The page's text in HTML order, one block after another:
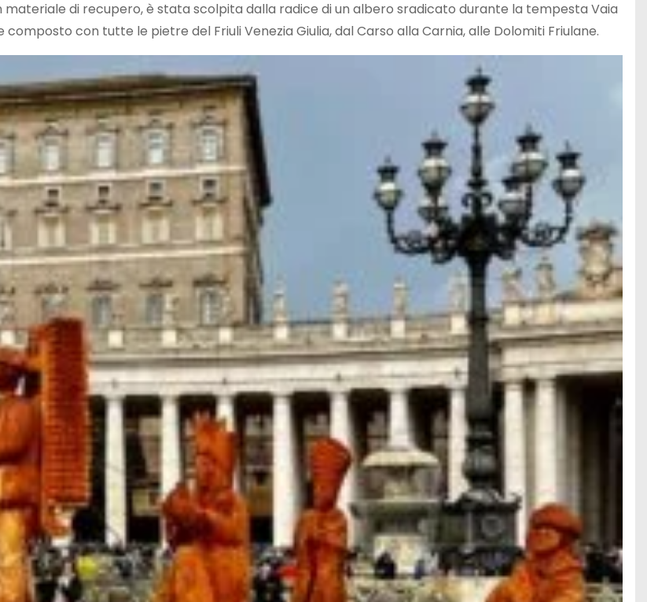
di recupero, è stata scolpita dalla radice di un albero sradicato durante la tempesta Vaia
composto con tutte le pietre del Friuli Venezia Giulia, dal Carso alla Carnia, alle Dolomiti Friulane.